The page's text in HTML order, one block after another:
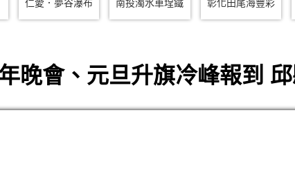
仁愛．夢谷瀑布 南投濁水車埕鐵 彰化田尾海豐彩
晚會、元旦升旗冷峰報到